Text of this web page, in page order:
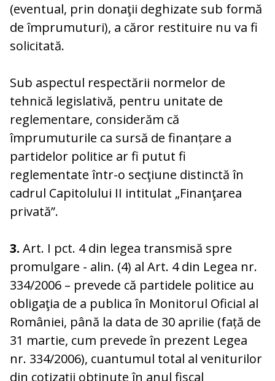
(eventual, prin donaţii deghizate sub formă
de împrumuturi), a căror restituire nu va fi
solicitată.
Sub aspectul respectării normelor de
tehnică legislativă, pentru unitate de
reglementare, considerăm că
împrumuturile ca sursă de finanțare a
partidelor politice ar fi putut fi
reglementate într-o secţiune distinctă în
cadrul Capitolului II intitulat „Finanţarea
privată”.
3. Art. I pct. 4 din legea transmisă spre
promulgare - alin. (4) al Art. 4 din Legea nr.
334/2006 – prevede că partidele politice au
obligaţia de a publica în Monitorul Oficial al
României, până la data de 30 aprilie (față de
31 martie, cum prevede în prezent Legea
nr. 334/2006), cuantumul total al veniturilor
din cotizaţii obţinute în anul fiscal